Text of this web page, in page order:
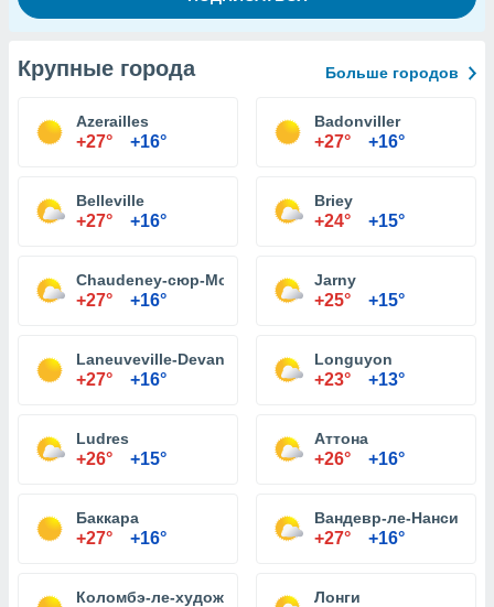
Крупные города Больше городов
Azerailles
+27° +16°
Badonviller
+27° +16°
Belleville
+27° +16°
Briey
+24° +15°
Chaudeney-сюр-Мозель
+27° +16°
Jarny
+25° +15°
Laneuveville-Devant-Nancy
+27° +16°
Longuyon
+23° +13°
Ludres
+26° +15°
Аттона
+26° +16°
Баккара
+27° +16°
Вандевр-ле-Нанси
+27° +16°
Коломбэ-ле-художественной Лонги